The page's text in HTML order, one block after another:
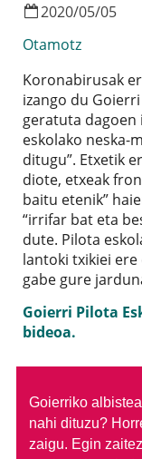
2020/05/05
Otamotz
Koronabirusak
izango du
geratuta
eskolako neska-
ditugu”. Etxetik
diote, etxeak
baitu etenik”
“irrifar bat eta
dute. Pilota
lantoki txikiei ere
gabe gure
Goierri Pilota
bideoa.
Goierriko
nahi dituzu?
zaigu. Egin